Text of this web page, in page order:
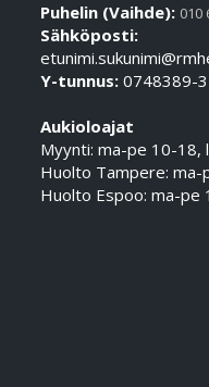
Puhelin (Vaihde): 010
Sähköposti:
Y-tunnus: 0748389-3
Aukioloajat
Myynti: ma-pe 10-18,
Huolto Tampere: ma-
Huolto Espoo: ma-pe